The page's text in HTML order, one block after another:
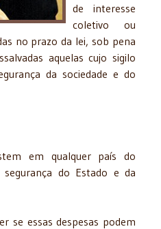
de interesse
coletivo ou
no prazo da lei, sob pena
aquelas cujo sigilo
da sociedade e do
em qualquer país do
do Estado e da
se essas despesas podem